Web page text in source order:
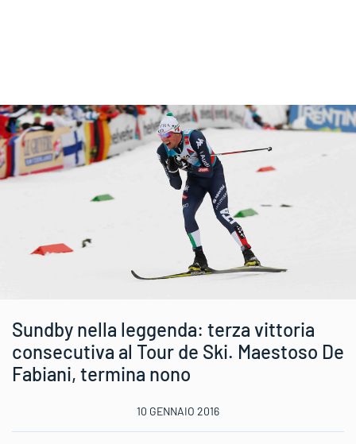
Sundby nella leggenda: terza vittoria
consecutiva al Tour de Ski. Maestoso De
Fabiani, termina nono
10 GENNAIO 2016